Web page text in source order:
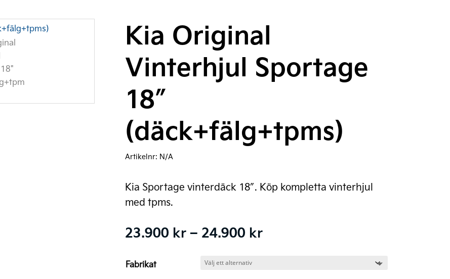
Kia Original
Vinterhjul Sportage
18″
(däck+fälg+tpms)
Artikelnr: N/A
Kia Sportage vinterdäck 18″. Köp kompletta vinterhjul
med tpms.
23.900 kr – 24.900 krPrisintervall:
Fabrikat